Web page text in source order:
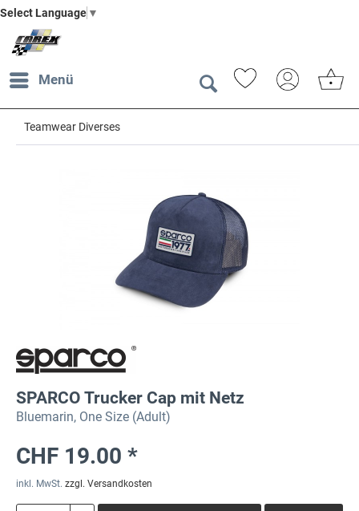
Select Language ▼
Menü
Teamwear Diverses
SPARCO Trucker Cap mit Netz
Bluemarin, One Size (Adult)
CHF 19.00 *
inkl. MwSt. zzgl. Versandkosten